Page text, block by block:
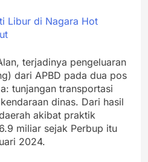
Libur di Nagara Hot
terjadinya pengeluaran
dari APBD pada dua pos
tunjangan transportasi
dinas. Dari hasil
akibat praktik
miliar sejak Perbup itu
2024.